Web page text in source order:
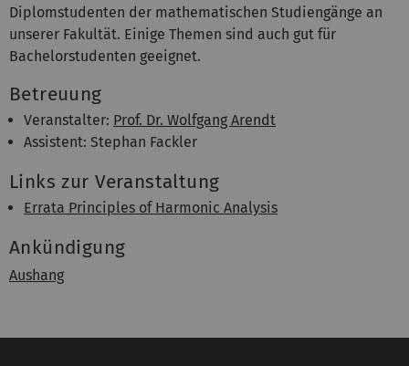
Diplomstudenten der mathematischen Studiengänge an
unserer Fakultät. Einige Themen sind auch gut für
Bachelorstudenten geeignet.
Betreuung
Veranstalter: Prof. Dr. Wolfgang Arendt
Assistent: Stephan Fackler
Links zur Veranstaltung
Errata Principles of Harmonic Analysis
Ankündigung
Aushang